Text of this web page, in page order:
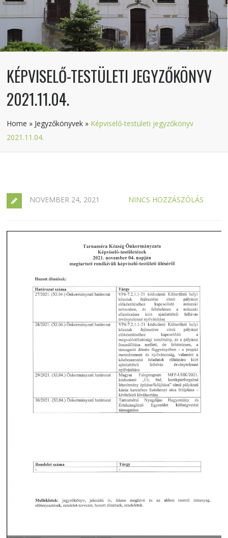
KÉPVISELŐ-TESTÜLETI JEGYZŐKÖNYV
2021.11.04.
Home » Jegyzőkönyvek » Képviselő-testületi jegyzőkönyv
2021.11.04.
NOVEMBER 24, 2021 NINCS HOZZÁSZÓLÁS